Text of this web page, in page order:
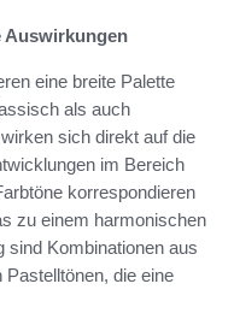
Auswirkungen
eine breite Palette
als auch
sich direkt auf die
im Bereich
korrespondieren
zu einem harmonischen
sind Kombinationen aus
die eine